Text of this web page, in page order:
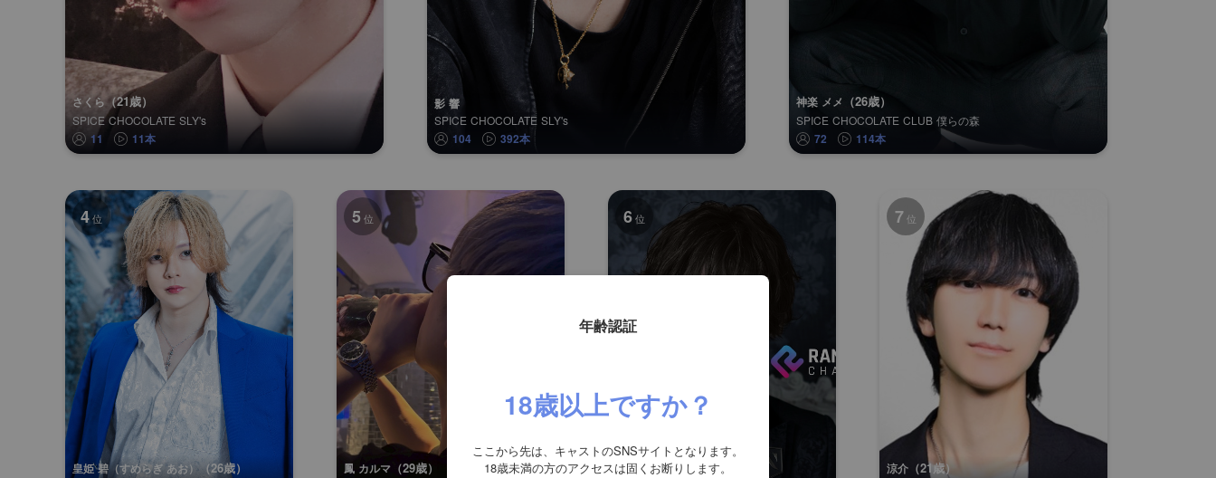
さくら（21歳）
SPICE CHOCOLATE SLY's
11 11本
影 響
SPICE CHOCOLATE SLY's
104 392本
神楽 メメ （26歳）
SPICE CHOCOLATE CLUB 僕らの森
72 114本
4位
皇姫 碧（すめらぎ あお） （26歳）
5位
鳳 カルマ （29歳）
6位
KAI（27歳）
7 位
涼介 （21歳）
年齢認証
18歳以上ですか？
ここから先は、キャストのSNSサイトとなります。
18歳未満の方のアクセスは固くお断りします。